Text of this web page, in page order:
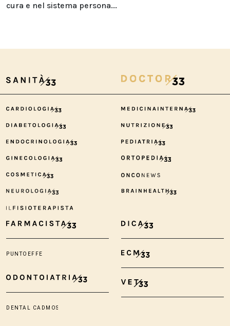
cura e nel sistema persona...